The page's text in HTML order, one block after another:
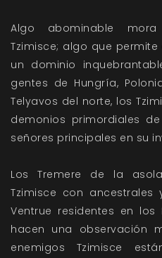
Algo abominable
Tzimisce; algo que
un dominio
gentes de Hungría,
Telyavos del norte, los
demonios primordiales
señores principales en su
Los Tremere de la
Tzimisce con ancestrales
Ventrue residentes en
hacen una observación
enemigos Tzimisce